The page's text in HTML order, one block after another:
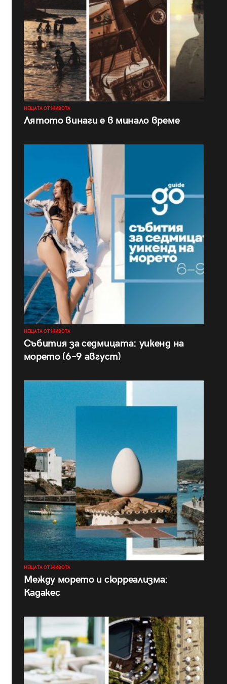
НЕЩАТА ОТ ЖИВОТА
Лятото винаги е в минало време
НЕЩАТА ОТ ЖИВОТА
Събития за седмицата: уикенд на
морето (6–9 август)
НЕЩАТА ОТ ЖИВОТА
Между морето и сюрреализма:
Кадакес